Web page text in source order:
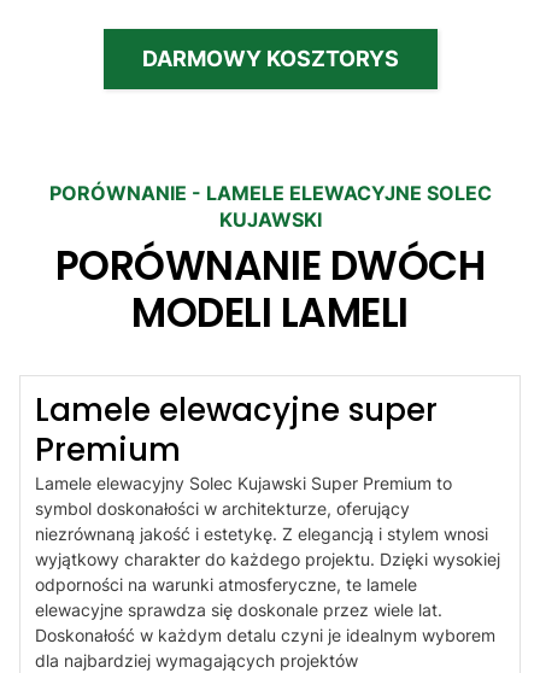
DARMOWY KOSZTORYS
PORÓWNANIE - LAMELE ELEWACYJNE SOLEC
KUJAWSKI
PORÓWNANIE DWÓCH
MODELI LAMELI
Lamele elewacyjne super
Premium
Lamele elewacyjny Solec Kujawski Super Premium to
symbol doskonałości w architekturze, oferujący
niezrównaną jakość i estetykę. Z elegancją i stylem wnosi
wyjątkowy charakter do każdego projektu. Dzięki wysokiej
odporności na warunki atmosferyczne, te lamele
elewacyjne sprawdza się doskonale przez wiele lat.
Doskonałość w każdym detalu czyni je idealnym wyborem
dla najbardziej wymagających projektów